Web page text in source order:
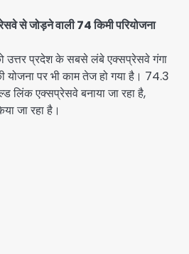
से जोड़ने वाली 74 किमी परियोजना
उत्तर प्रदेश के सबसे लंबे एक्सप्रेसवे गंगा
पर भी काम तेज हो गया है। 74.3
लिंक एक्सप्रेसवे बनाया जा रहा है,
जा रहा है।